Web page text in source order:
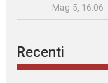
Mag 5, 16:06
Recenti